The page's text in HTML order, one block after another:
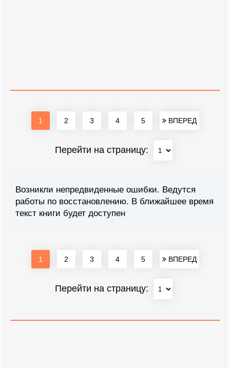
1 2 3 4 5 ВПЕРЕД
Перейти на страницу:
Возникли непредвиденные ошибки. Ведутся
работы по восстановлению. В ближайшее время
текст книги будет доступен
1 2 3 4 5 ВПЕРЕД
Перейти на страницу: